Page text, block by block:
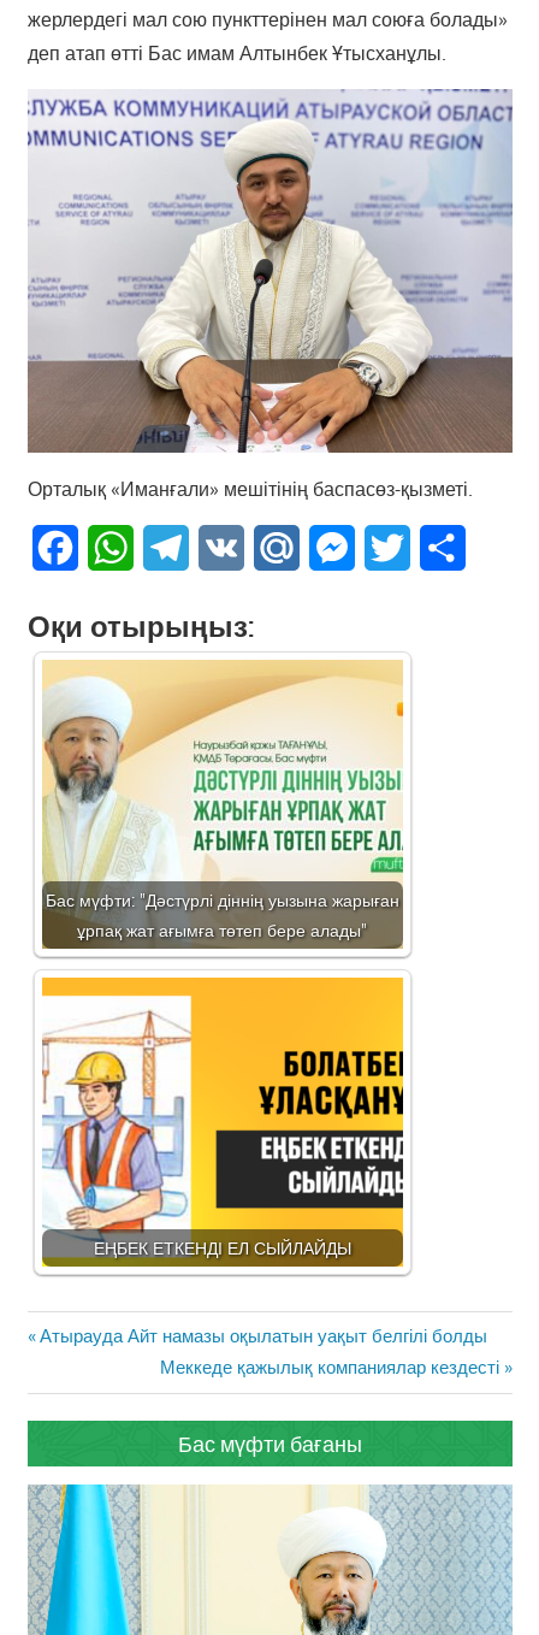
жерлердегі мал сою пункттерінен мал союға болады»
деп атап өтті Бас имам Алтынбек Ұтысханұлы.
Орталық «Иманғали» мешітінің баспасөз-қызметі.
FacebookWhatsAppTelegram
VK Mail.Ru Messenger
Twitter
Оқи отырыңыз:
Бас мүфти: "Дәстүрлі діннің уызына жарыған
ұрпақ жат ағымға төтеп бере алады"
ЕҢБЕК ЕТКЕНДІ ЕЛ СЫЙЛАЙДЫ
Жазба
Previous
Атырауда Айт намазы оқылатын уақыт белгілі болды
Next
Post:
Меккеде қажылық компаниялар кездесті
Бас мүфти бағаны